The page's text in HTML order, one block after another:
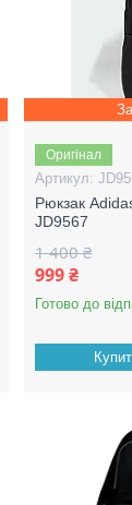
Оригінал
Рюкзак
JD9567
1 400 ₴
999 ₴
Готово до